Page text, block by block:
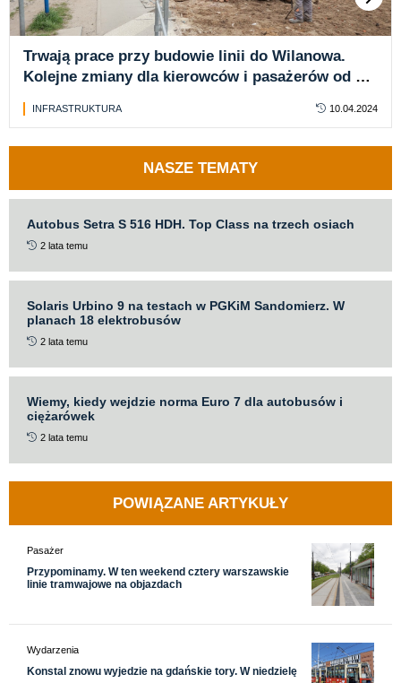
Trwają prace przy budowie linii do Wilanowa.
Kolejne zmiany dla kierowców i pasażerów od 12
INFRASTRUKTURA 10.04.2024
NASZE TEMATY
Autobus Setra S 516 HDH. Top Class na trzech osiach
2 lata temu
Solaris Urbino 9 na testach w PGKiM Sandomierz. W
planach 18 elektrobusów
2 lata temu
Wiemy, kiedy wejdzie norma Euro 7 dla autobusów i
ciężarówek
2 lata temu
POWIĄZANE ARTYKUŁY
Pasażer
Przypominamy. W ten weekend cztery warszawskie
linie tramwajowe na objazdach
Wydarzenia
Konstal znowu wyjedzie na gdańskie tory. W niedzielę